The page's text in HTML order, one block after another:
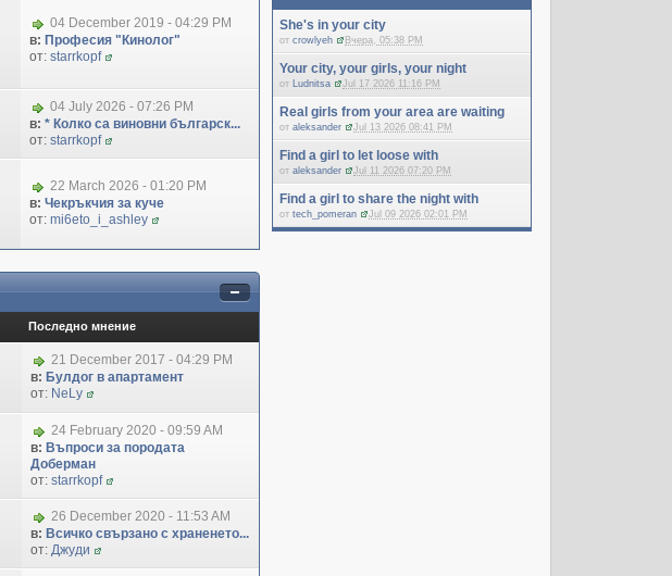
She's in your city
отcrowlyeh Вчера, 05:38 PM
Your city, your girls, your night
от Ludnitsa Jul 17 2026 11:16 PM
Real girls from your area are waiting
отaleksander Jul 13 2026 08:41 PM
Find a girl to let loose with
отaleksander Jul 11 2026 07:20 PM
Find a girl to share the night with
отtech_pomeran Jul 09 2026 02:01 PM
04 December 2019 - 04:29 PM
в: Професия "Кинолог"
от: starrkopf
04 July 2026 - 07:26 PM
в: * Колко са виновни българск...
от: starrkopf
22 March 2026 - 01:20 PM
в: Чекръкчия за куче
от: mi6eto_i_ashley
Последно мнение
21 December 2017 - 04:29 PM
в: Булдог в апартамент
от: NeLy
24 February 2020 - 09:59 AM
в: Въпроси за породата
Доберман
от: starrkopf
26 December 2020 - 11:53 AM
в: Всичко свързано с храненето...
от: Джуди